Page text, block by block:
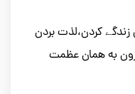
کردن،لذت بردن
به همان عظمت